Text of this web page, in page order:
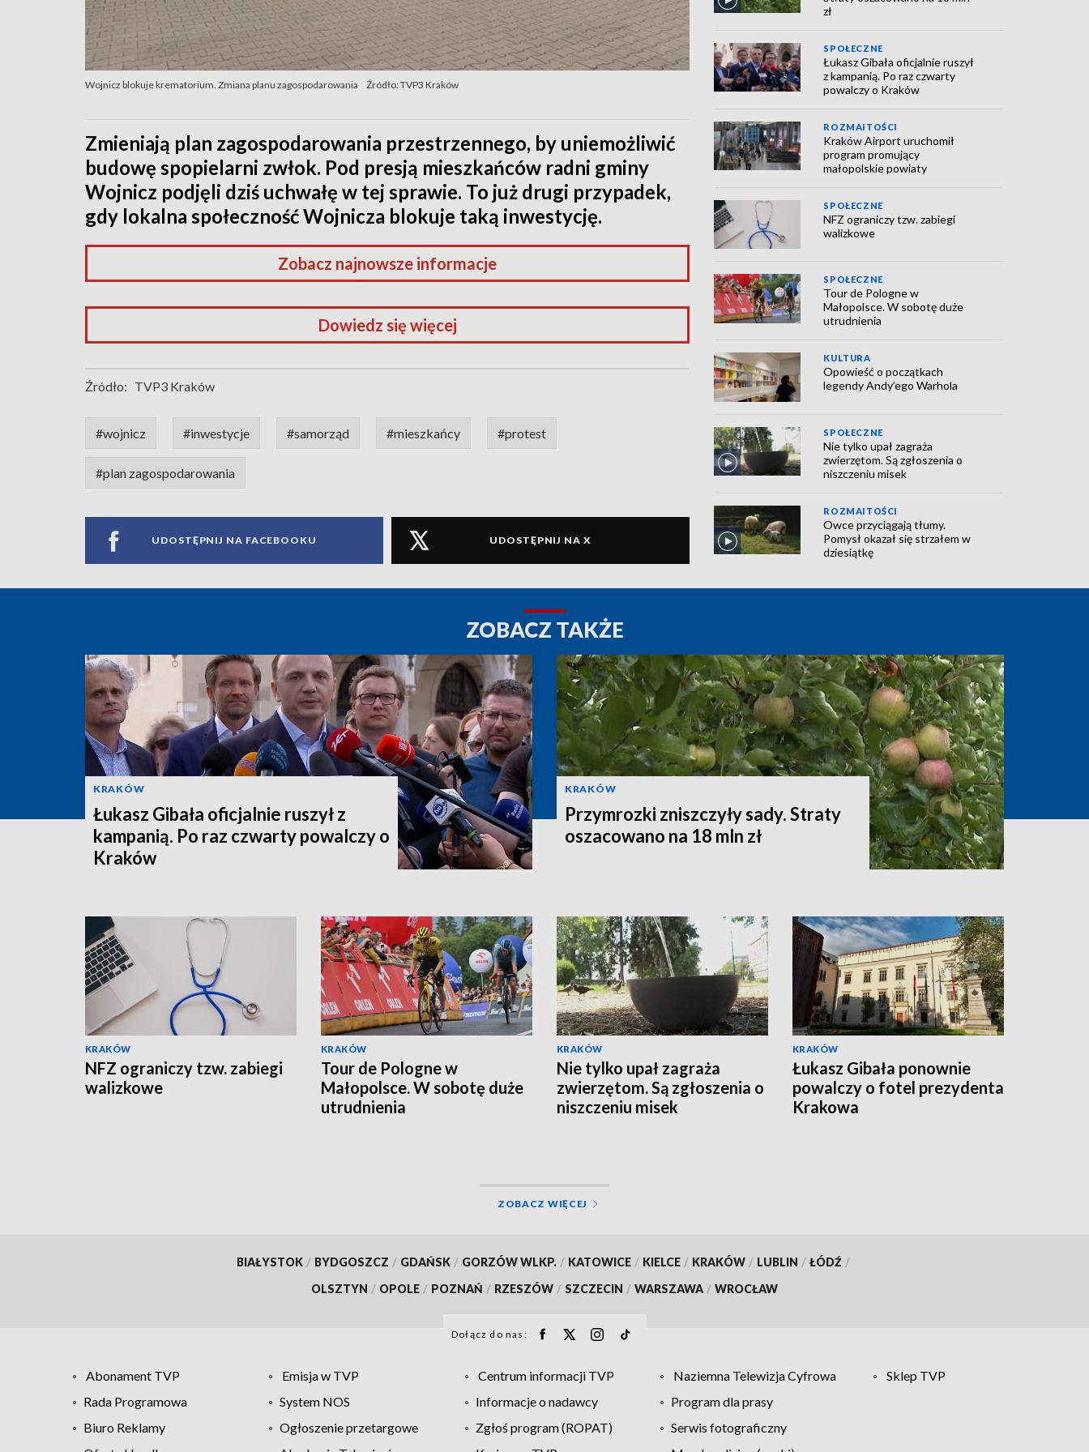
Wojnicz blokuje krematorium. Zmiana planu zagospodarowania Źródło: TVP3 Kraków
Zmieniają plan zagospodarowania przestrzennego, by uniemożliwić
budowę spopielarni zwłok. Pod presją mieszkańców radni gminy
Wojnicz podjęli dziś uchwałę w tej sprawie. To już drugi przypadek,
gdy lokalna społeczność Wojnicza blokuje taką inwestycję.
Zobacz najnowsze informacje
Dowiedz się więcej
Źródło: TVP3 Kraków
#wojnicz #inwestycje #samorząd #mieszkańcy #protest
#plan zagospodarowania
UDOSTĘPNIJ NA FACEBOOKU UDOSTĘPNIJ NA X
zł
SPOŁECZNE
Łukasz Gibała oficjalnie ruszył
z kampanią. Po raz czwarty
powalczy o Kraków
ROZMAITOŚCI
Kraków Airport uruchomił
program promujący
małopolskie powiaty
SPOŁECZNE
NFZ ograniczy tzw. zabiegi
walizkowe
SPOŁECZNE
Tour de Pologne w
Małopolsce. W sobotę duże
utrudnienia
KULTURA
Opowieść o początkach
legendy Andy’ego Warhola
SPOŁECZNE
Nie tylko upał zagraża
zwierzętom. Są zgłoszenia o
niszczeniu misek
ROZMAITOŚCI
Owce przyciągają tłumy.
Pomysł okazał się strzałem w
dziesiątkę
ZOBACZ TAKŻE
KRAKÓW
Łukasz Gibała oficjalnie ruszył z
kampanią. Po raz czwarty powalczy o
Kraków
KRAKÓW
Przymrozki zniszczyły sady. Straty
oszacowano na 18 mln zł
KRAKÓW
NFZ ograniczy tzw. zabiegi
walizkowe
KRAKÓW
Tour de Pologne w
Małopolsce. W sobotę duże
utrudnienia
KRAKÓW
Nie tylko upał zagraża
zwierzętom. Są zgłoszenia o
niszczeniu misek
KRAKÓW
Łukasz Gibała ponownie
powalczy o fotel prezydenta
Krakowa
ZOBACZ WIĘCEJ
BIAŁYSTOK / BYDGOSZCZ / GDAŃSK / GORZÓW WLKP. / KATOWICE / KIELCE / KRAKÓW / LUBLIN / ŁÓDŹ /
OLSZTYN / OPOLE / POZNAŃ / RZESZÓW / SZCZECIN / WARSZAWA / WROCŁAW
Dołącz do nas:
Abonament TVP Emisja w TVP Centrum informacji TVP Naziemna Telewizja Cyfrowa
Sklep TVP
Rada Programowa
System NOS Informacje o nadawcy
Program dla prasy
Biuro Reklamy
Ogłoszenie przetargowe Zgłoś program (ROPAT)
Serwis fotograficzny